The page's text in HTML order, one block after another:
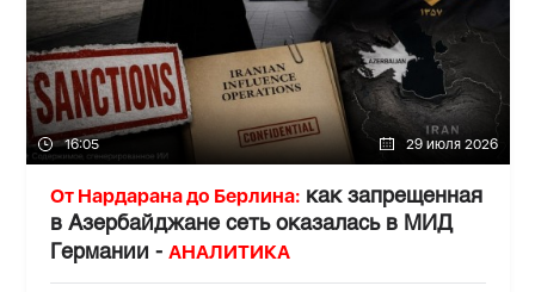
16:05 29 июля 2026
От Нардарана до Берлина:как запрещенная
в Азербайджане сеть оказалась в МИД
Германии - АНАЛИТИКА